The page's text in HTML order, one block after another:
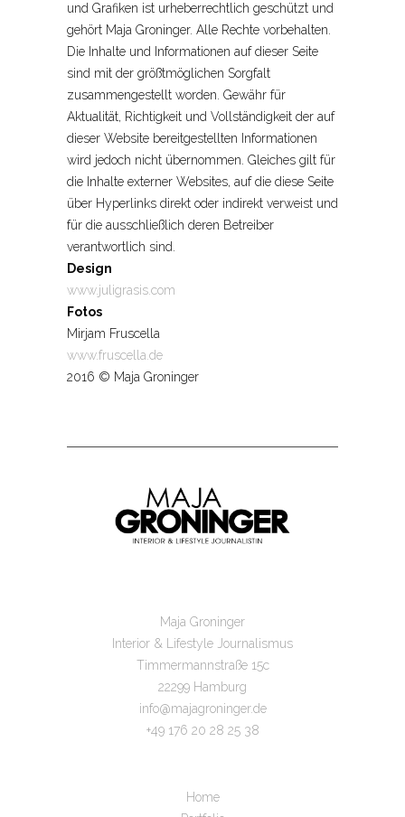
und Grafiken ist urheberrechtlich geschützt und
gehört Maja Groninger. Alle Rechte vorbehalten.
Die Inhalte und Informationen auf dieser Seite
sind mit der größtmöglichen Sorgfalt
zusammengestellt worden. Gewähr für
Aktualität, Richtigkeit und Vollständigkeit der auf
dieser Website bereitgestellten Informationen
wird jedoch nicht übernommen. Gleiches gilt für
die Inhalte externer Websites, auf die diese Seite
über Hyperlinks direkt oder indirekt verweist und
für die ausschließlich deren Betreiber
verantwortlich sind.
Design
www.juligrasis.com
Fotos
Mirjam Fruscella
www.fruscella.de
2016 © Maja Groninger
Maja Groninger
Interior & Lifestyle Journalismus
Timmermannstraße 15c
22299 Hamburg
info@majagroninger.de
+49 176 20 28 25 38
Home